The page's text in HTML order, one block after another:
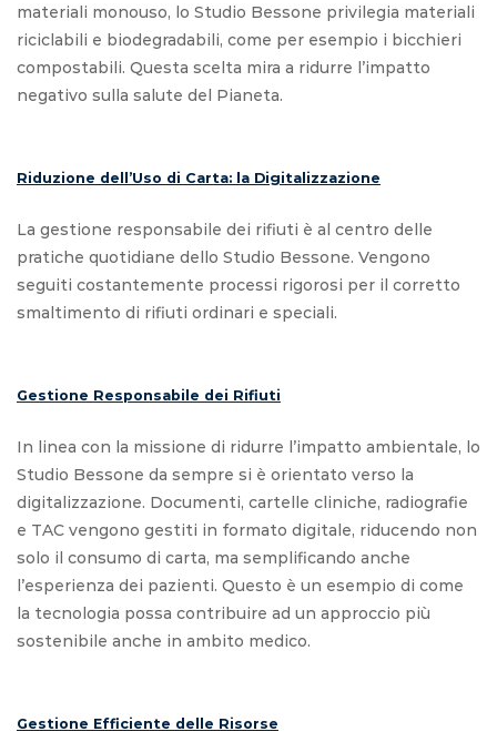
materiali monouso, lo Studio Bessone privilegia materiali
riciclabili e biodegradabili, come per esempio i bicchieri
compostabili. Questa scelta mira a ridurre l’impatto
negativo sulla salute del Pianeta.
Riduzione dell’Uso di Carta: la Digitalizzazione
La gestione responsabile dei rifiuti è al centro delle
pratiche quotidiane dello Studio Bessone. Vengono
seguiti costantemente processi rigorosi per il corretto
smaltimento di rifiuti ordinari e speciali.
Gestione Responsabile dei Rifiuti
In linea con la missione di ridurre l’impatto ambientale, lo
Studio Bessone da sempre si è orientato verso la
digitalizzazione. Documenti, cartelle cliniche, radiografie
e TAC vengono gestiti in formato digitale, riducendo non
solo il consumo di carta, ma semplificando anche
l’esperienza dei pazienti. Questo è un esempio di come
la tecnologia possa contribuire ad un approccio più
sostenibile anche in ambito medico.
Gestione Efficiente delle Risorse